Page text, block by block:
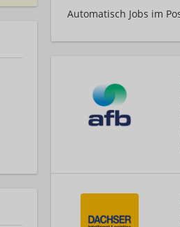
Automatisch Jobs im